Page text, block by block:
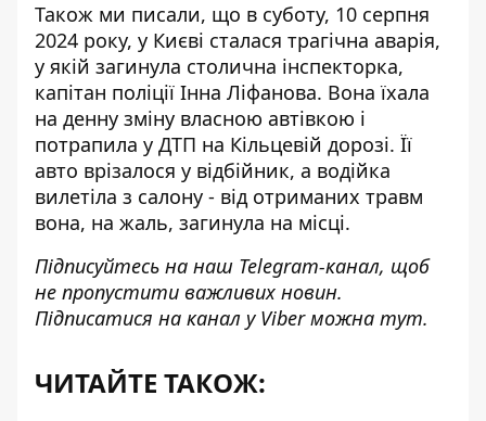
Також ми писали, що в суботу, 10 серпня
2024 року, у Києві сталася трагічна аварія,
у якій загинула столична інспекторка,
капітан поліції Інна Ліфанова. Вона їхала
на денну зміну власною автівкою і
потрапила у ДТП на Кільцевій дорозі. Її
авто врізалося у відбійник, а водійка
вилетіла з салону - від отриманих травм
вона, на жаль, загинула на місці.
Підписуйтесь на наш Telegram-канал, щоб
не пропустити важливих новин.
Підписатися на канал у Viber можна тут.
ЧИТАЙТЕ ТАКОЖ: